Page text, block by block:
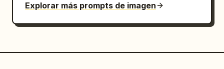
Explorar más prompts de imagen